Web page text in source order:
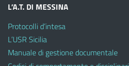
L’A.T. DI MESSINA
Protocolli d’intesa
L’USR Sicilia
Manuale di gestione documentale